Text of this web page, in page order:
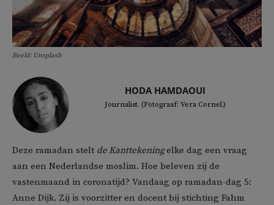
Beeld: Unsplash
HODA HAMDAOUI
Journalist. (Fotograaf: Vera Cornel.)
Deze ramadan stelt de Kanttekeningelke dag een vraag
aan een Nederlandse moslim. Hoe beleven zij de
vastenmaand in coronatijd? Vandaag op ramadan-dag 5:
Anne Dijk. Zij is voorzitter en docent bij stichting Fahm